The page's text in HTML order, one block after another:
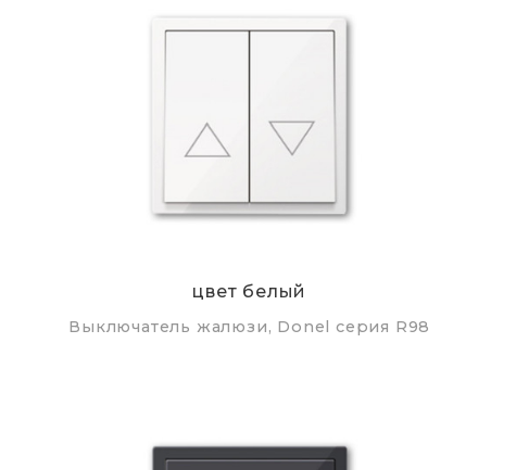
цвет белый
Выключатель жалюзи, Donel серия R98